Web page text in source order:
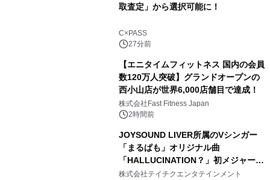
取査定」から選択可能に！
C×PASS
27分前
【エニタイムフィットネス 国内の会員
数120万人突破】グランドオープンの
西小山店が世界6,000店舗目で達成！
株式会社Fast Fitness Japan
2時間前
JOYSOUND LIVER所属のVシンガー
「まるぱも」オリジナル曲
「HALLUCINATION？」初メジャー配
信リリース決定！
株式会社テイチクエンタテインメント